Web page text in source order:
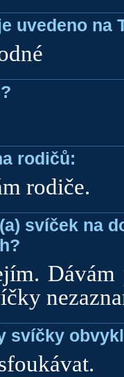
uvedeno na
rodičů:
rodiče.
svíček na
Dávám
svíčky